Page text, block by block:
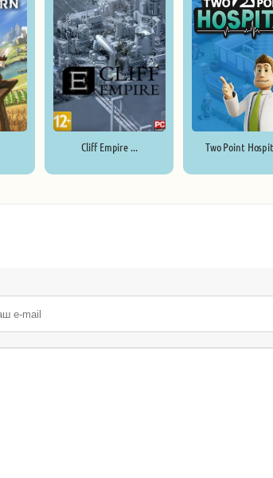
Cliff Empire ... Two Point